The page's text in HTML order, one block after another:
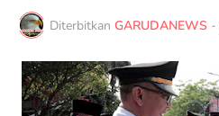
Diterbitkan GARUDANEWS -